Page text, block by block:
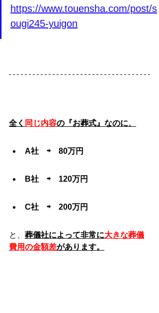
https://www.touensha.com/post/s
ougi245-yuigon
全く 同じ内容の『お葬式』なのに、
A社　⇨　80万円
B社　⇨　120万円
C社　⇨　200万円
と、 葬儀社によって非常に大きな葬儀
費用の金額差があります。